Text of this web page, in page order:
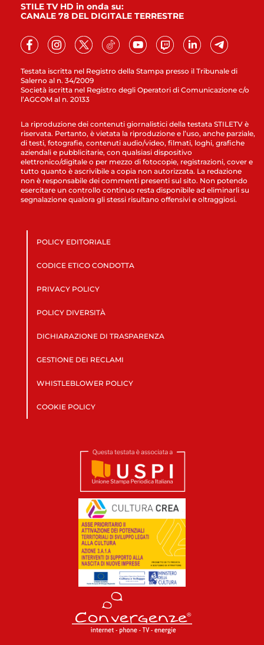
Testata iscritta nel Registro della Stampa presso il Tribunale di
Salerno al n. 34/2009
Società iscritta nel Registro degli Operatori di Comunicazione c/o
l’AGCOM al n. 20133
STILE TV HD in onda su:
CANALE 78 DEL DIGITALE TERRESTRE
La riproduzione dei contenuti giornalistici della testata STILETV è
riservata. Pertanto, è vietata la riproduzione e l’uso, anche parziale,
di testi, fotografie, contenuti audio/video, filmati, loghi, grafiche
aziendali e pubblicitarie, con qualsiasi dispositivo
elettronico/digitale o per mezzo di fotocopie, registrazioni, cover e
tutto quanto è ascrivibile a copia non autorizzata. La redazione
non è responsabile dei commenti presenti sul sito. Non potendo
esercitare un controllo continuo resta disponibile ad eliminarli su
segnalazione qualora gli stessi risultano offensivi e oltraggiosi.
POLICY EDITORIALE
CODICE ETICO CONDOTTA
PRIVACY POLICY
POLICY DIVERSITÀ
DICHIARAZIONE DI TRASPARENZA
GESTIONE DEI RECLAMI
WHISTLEBLOWER POLICY
COOKIE POLICY